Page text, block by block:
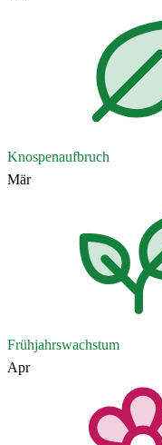
Knospenaufbruch
Mär
Frühjahrswachstum
Apr